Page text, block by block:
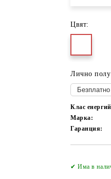
Цвят:
Лично
Клас
Марка:
Гаранция:
✔ Има в